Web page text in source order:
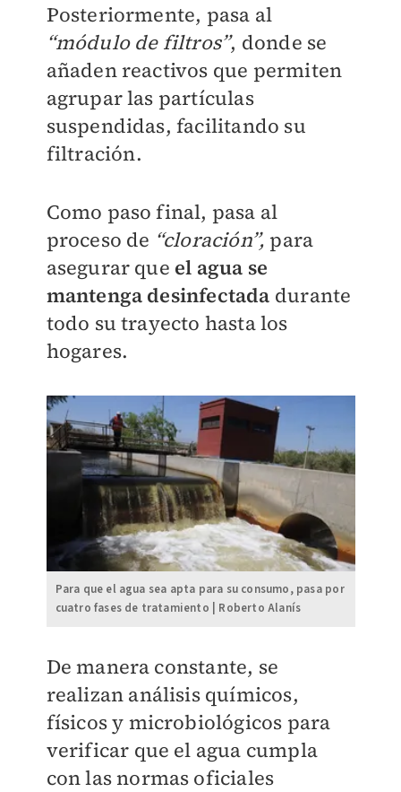
Posteriormente, pasa al
“módulo de filtros”, donde se
añaden reactivos que permiten
agrupar las partículas
suspendidas, facilitando su
filtración.
Como paso final, pasa al
proceso de “cloración”, para
asegurar que el agua se
mantenga desinfectada durante
todo su trayecto hasta los
hogares.
Para que el agua sea apta para su consumo, pasa por
cuatro fases de tratamiento | Roberto Alanís
De manera constante, se
realizan análisis químicos,
físicos y microbiológicos para
verificar que el agua cumpla
con las normas oficiales